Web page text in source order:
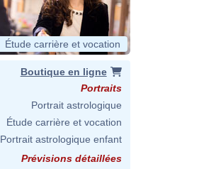
Étude carrière et vocation
Boutique en ligne
Portraits
Portrait astrologique
Étude carrière et vocation
Portrait astrologique enfant
Prévisions détaillées